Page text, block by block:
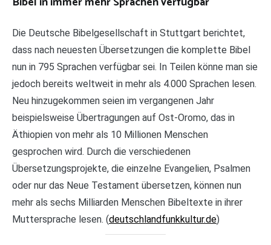
Die Deutsche Bibelgesellschaft in Stuttgart berichtet,
dass nach neuesten Übersetzungen die komplette Bibel
nun in 795 Sprachen verfügbar sei. In Teilen könne man sie
jedoch bereits weltweit in mehr als 4.000 Sprachen lesen.
Neu hinzugekommen seien im vergangenen Jahr
beispielsweise Übertragungen auf Ost-Oromo, das in
Äthiopien von mehr als 10 Millionen Menschen
gesprochen wird. Durch die verschiedenen
Übersetzungsprojekte, die einzelne Evangelien, Psalmen
oder nur das Neue Testament übersetzen, können nun
mehr als sechs Milliarden Menschen Bibeltexte in ihrer
Muttersprache lesen. (deutschlandfunkkultur.de)